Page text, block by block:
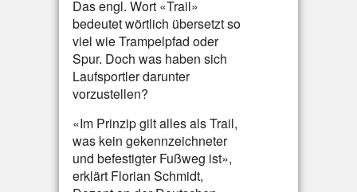
Das engl. Wort «Trail»
bedeutet wörtlich übersetzt so
viel wie Trampelpfad oder
Spur. Doch was haben sich
Laufsportler darunter
vorzustellen?
«Im Prinzip gilt alles als Trail,
was kein gekennzeichneter
und befestigter Fußweg ist»,
erklärt Florian Schmidt,